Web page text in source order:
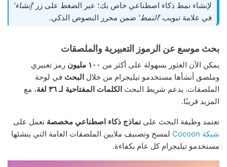
لإنشاء نمط ذكاء اصطناعي خاص بك؛ عبر الضغط على زر'إنشاء'
في علامة تبويب'النمط' ضمن محرر النصوص الذكي.
بحث موسع عن الرموز التعبيرية والملصقات
يمكن الآن العثور بسهولة على أكثر من ١٠٠ مليون
رمز تعبيري
وملصق أنشأها مستخدمو تيليجرام من خلال البحث في لوحة
الملصقات. يدعم شريط البحث الكلمات المفتاحية لـ ٣٦ لغة
، مع
المزيد قريبًا.
تعتمد وظيفة البحث على نماذج ذكاء اصطناعي مخصصة تعمل على
شبكة Cocoon
لمسح وتصنيف ملايين الملصقات العامة التي ينشئها
مستخدمو تيليجرام كل عام بكفاءة.